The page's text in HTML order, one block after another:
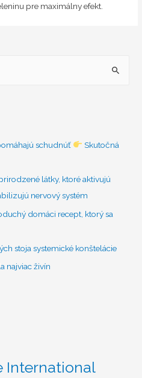
pre maximálny efekt.
schudnúť
Skutočná
látky, ktoré aktivujú
nervový systém
domáci recept, ktorý sa
stoja systemické konštelácie
najviac živín
International